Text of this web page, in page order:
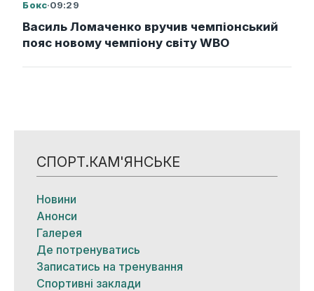
Бокс·09:29
Василь Ломаченко вручив чемпіонський
пояс новому чемпіону світу WBO
СПОРТ.КАМ'ЯНСЬКЕ
Новини
Анонси
Галерея
Де потренуватись
Записатись на тренування
Спортивні заклади